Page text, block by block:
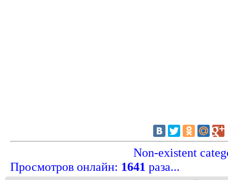
Non-existent
Просмотров онлайн: 1641 раза...